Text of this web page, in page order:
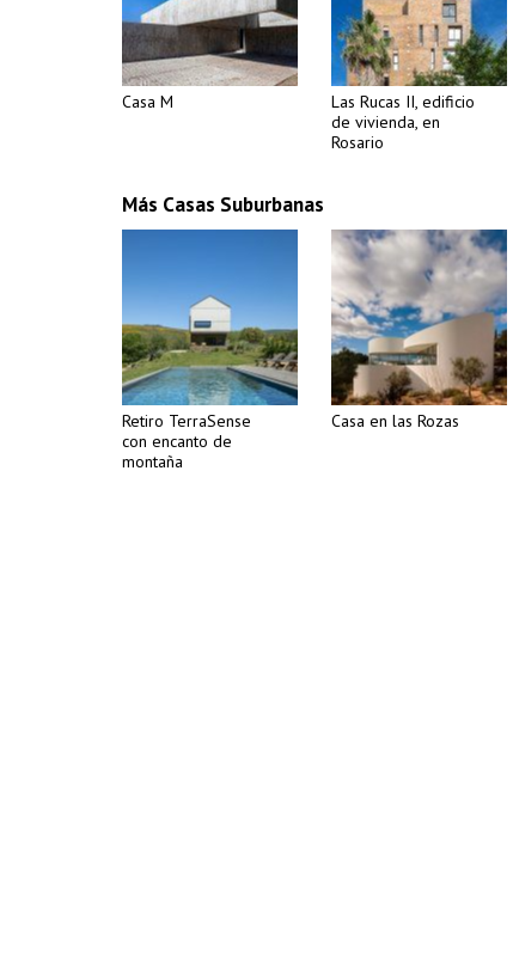
Casa M
Las Rucas II, edificio
de vivienda, en
Rosario
Más Casas Suburbanas
Retiro TerraSense
con encanto de
montaña
Casa en las Rozas